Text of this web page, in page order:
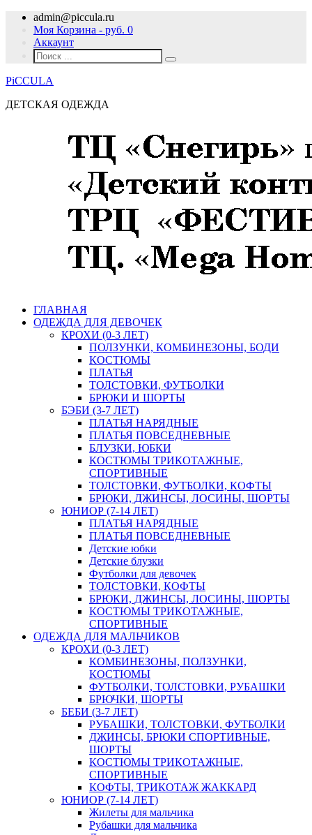
admin@piccula.ru
Моя Корзина - руб. 0
Аккаунт
PiCCULA
ДЕТСКАЯ ОДЕЖДА
ГЛАВНАЯ
ОДЕЖДА ДЛЯ ДЕВОЧЕК
КРОХИ (0-3 ЛЕТ)
ПОЛЗУНКИ, КОМБИНЕЗОНЫ, БОДИ
КОСТЮМЫ
ПЛАТЬЯ
ТОЛСТОВКИ, ФУТБОЛКИ
БРЮКИ И ШОРТЫ
БЭБИ (3-7 ЛЕТ)
ПЛАТЬЯ НАРЯДНЫЕ
ПЛАТЬЯ ПОВСЕДНЕВНЫЕ
БЛУЗКИ, ЮБКИ
КОСТЮМЫ ТРИКОТАЖНЫЕ,
СПОРТИВНЫЕ
ТОЛСТОВКИ, ФУТБОЛКИ, КОФТЫ
БРЮКИ, ДЖИНСЫ, ЛОСИНЫ, ШОРТЫ
ЮНИОР (7-14 ЛЕТ)
ПЛАТЬЯ НАРЯДНЫЕ
ПЛАТЬЯ ПОВСЕДНЕВНЫЕ
Детские юбки
Детские блузки
Футболки для девочек
ТОЛСТОВКИ, КОФТЫ
БРЮКИ, ДЖИНСЫ, ЛОСИНЫ, ШОРТЫ
КОСТЮМЫ ТРИКОТАЖНЫЕ,
СПОРТИВНЫЕ
ОДЕЖДА ДЛЯ МАЛЬЧИКОВ
КРОХИ (0-3 ЛЕТ)
КОМБИНЕЗОНЫ, ПОЛЗУНКИ,
КОСТЮМЫ
ФУТБОЛКИ, ТОЛСТОВКИ, РУБАШКИ
БРЮЧКИ, ШОРТЫ
БЕБИ (3-7 ЛЕТ)
РУБАШКИ, ТОЛСТОВКИ, ФУТБОЛКИ
ДЖИНСЫ, БРЮКИ СПОРТИВНЫЕ,
ШОРТЫ
КОСТЮМЫ ТРИКОТАЖНЫЕ,
СПОРТИВНЫЕ
КОФТЫ, ТРИКОТАЖ ЖАККАРД
ЮНИОР (7-14 ЛЕТ)
Жилеты для мальчика
Рубашки для мальчика